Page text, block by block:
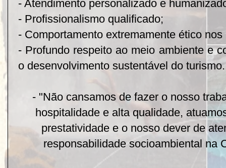
- Atendimento personalizado e
- Profissionalismo qualificado;
- Comportamento extremamente ético
- Profundo respeito ao meio ambiente e
o desenvolvimento sustentável do turismo.
- "Não cansamos de fazer o nosso
hospitalidade e alta qualidade,
prestatividade e o nosso dever de
responsabilidade socioambiental na